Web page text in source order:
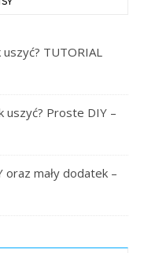
TUTORIAL
uszyć? Proste DIY –
oraz mały dodatek –